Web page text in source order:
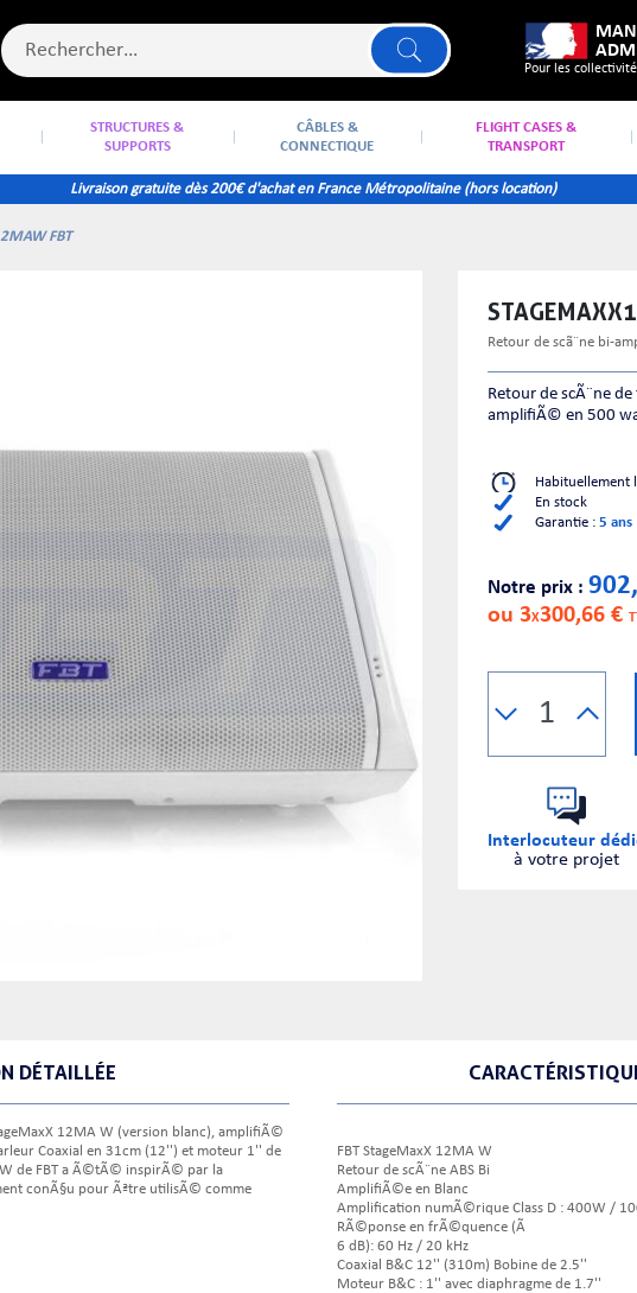
Pour les
STRUCTURES &
SUPPORTS
CÂBLES &
CONNECTIQUE
FLIGHT CASES &
TRANSPORT
Livraison gratuite dès 200€ d'achat en France Métropolitaine (hors location)
FBT
retour de scã¨ne bi-
Retour de scÃ¨ne
amplifiÃ© en 500
Habituellement
En stock
Garantie : 5 ans
Notre prix :
ou 3X300,66 €
Interlocuteur
à votre projet
DÉTAILLÉE
12MA W (version blanc), amplifiÃ©
Coaxial en 31cm (12'') et moteur 1'' de
W de FBT a Ã©tÃ© inspirÃ© par la
conÃ§u pour Ãªtre utilisÃ© comme
FBT StageMaxX 12MA W
Retour de scÃ¨ne ABS Bi
AmplifiÃ©e en Blanc
Amplification numÃ©rique Class D : 400W /
RÃ©ponse en frÃ©quence (Ã
6 dB): 60 Hz / 20 kHz
Coaxial B&C 12'' (310m) Bobine de 2.5''
Moteur B&C : 1'' avec diaphragme de 1.7''